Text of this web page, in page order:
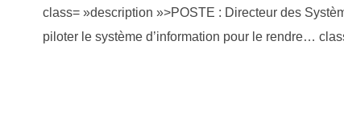
class= »description »>POSTE : Directeur des
piloter le système d’information pour le rendre…